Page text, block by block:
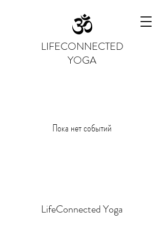
LIFECONNECTED
YOGA
Пока нет событий
LifeConnected Yoga